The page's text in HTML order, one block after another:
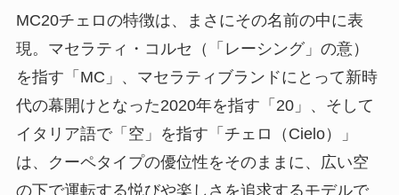
MC20チェロの特徴は、まさにその名前の中に表
現。マセラティ・コルセ（「レーシング」の意）
を指す「MC」、マセラティブランドにとって新時
代の幕開けとなった2020年を指す「20」、そして
イタリア語で「空」を指す「チェロ（Cielo）」
は、クーペタイプの優位性をそのままに、広い空
の下で運転する悦びや楽しさを追求するモデルで